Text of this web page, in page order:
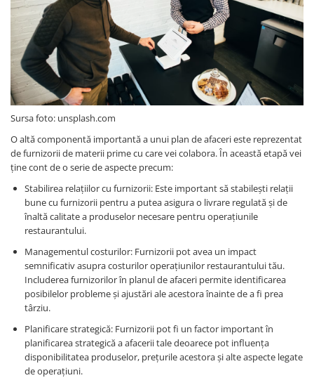
Sursa foto: unsplash.com
O altă componentă importantă a unui plan de afaceri este reprezentat
de furnizorii de materii prime cu care vei colabora. În această etapă vei
ține cont de o serie de aspecte precum:
Stabilirea relațiilor cu furnizorii: Este important să stabilești relații
bune cu furnizorii pentru a putea asigura o livrare regulată și de
înaltă calitate a produselor necesare pentru operațiunile
restaurantului.
Managementul costurilor: Furnizorii pot avea un impact
semnificativ asupra costurilor operațiunilor restaurantului tău.
Includerea furnizorilor în planul de afaceri permite identificarea
posibilelor probleme și ajustări ale acestora înainte de a fi prea
târziu.
Planificare strategică: Furnizorii pot fi un factor important în
planificarea strategică a afacerii tale deoarece pot influența
disponibilitatea produselor, prețurile acestora și alte aspecte legate
de operațiuni.